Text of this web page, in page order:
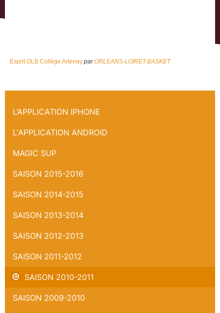
Esprit OLB Collège Artenay parORLEANS-LOIRET-BASKET
L’APPLICATION IPHONE
L'APPLICATION ANDROID
MAGIC SUP
SAISON 2015-2016
SAISON 2014-2015
SAISON 2013-2014
SAISON 2012-2013
SAISON 2011-2012
SAISON 2010-2011
SAISON 2009-2010